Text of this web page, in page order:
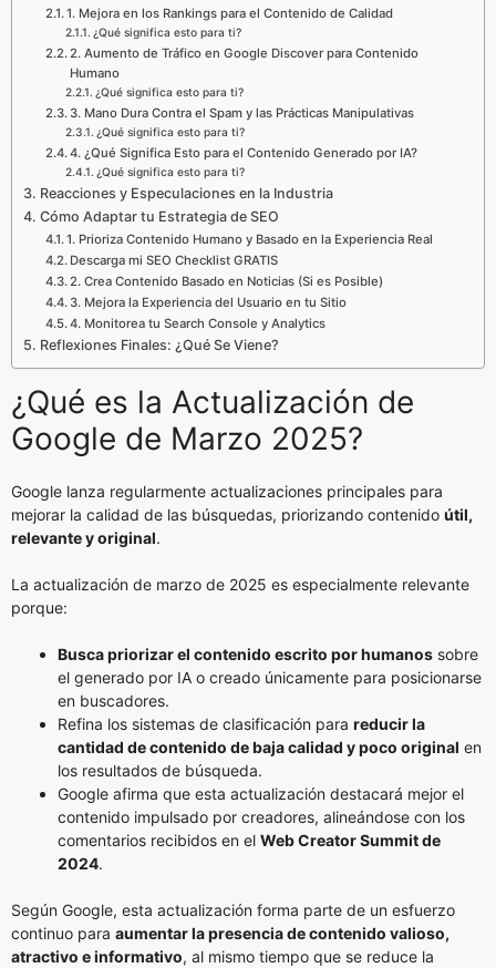
1. Mejora en los Rankings para el Contenido de Calidad
¿Qué significa esto para ti?
2. Aumento de Tráfico en Google Discover para Contenido
Humano
¿Qué significa esto para ti?
3. Mano Dura Contra el Spam y las Prácticas Manipulativas
¿Qué significa esto para ti?
4. ¿Qué Significa Esto para el Contenido Generado por IA?
¿Qué significa esto para ti?
Reacciones y Especulaciones en la Industria
Cómo Adaptar tu Estrategia de SEO
1. Prioriza Contenido Humano y Basado en la Experiencia Real
Descarga mi SEO Checklist GRATIS
2. Crea Contenido Basado en Noticias (Si es Posible)
3. Mejora la Experiencia del Usuario en tu Sitio
4. Monitorea tu Search Console y Analytics
Reflexiones Finales: ¿Qué Se Viene?
¿Qué es la Actualización de
Google de Marzo 2025?
Google lanza regularmente actualizaciones principales para
mejorar la calidad de las búsquedas, priorizando contenido útil,
relevante y original.
La actualización de marzo de 2025 es especialmente relevante
porque:
Busca priorizar el contenido escrito por humanos sobre
el generado por IA o creado únicamente para posicionarse
en buscadores.
Refina los sistemas de clasificación para reducir la
cantidad de contenido de baja calidad y poco original en
los resultados de búsqueda.
Google afirma que esta actualización destacará mejor el
contenido impulsado por creadores, alineándose con los
comentarios recibidos en el Web Creator Summit de
2024.
Según Google, esta actualización forma parte de un esfuerzo
continuo para aumentar la presencia de contenido valioso,
atractivo e informativo, al mismo tiempo que se reduce la